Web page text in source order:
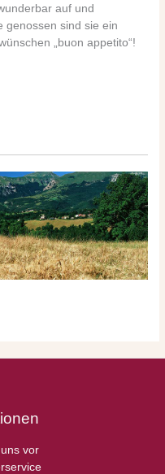
auf und
genossen sind sie ein
„buon appetito“!
vor